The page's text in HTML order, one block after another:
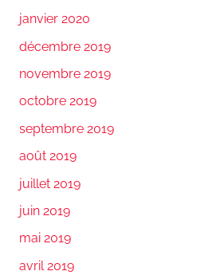
janvier 2020
décembre 2019
novembre 2019
octobre 2019
septembre 2019
août 2019
juillet 2019
juin 2019
mai 2019
avril 2019